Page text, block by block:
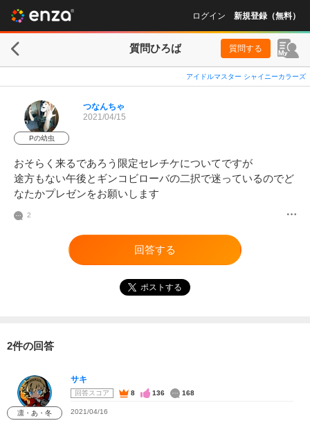
ログイン 新規登録（無料）
質問ひろば 質問する
アイドルマスター シャイニーカラーズ
Pの幼虫
つなんちゃ
2021/04/15
おそらく来るであろう限定セレチケについてですが
途方もない午後とギンコビローバの二択で迷っているのでど
なたかプレゼンをお願いします
2
回答する
ポストする
2件の回答
凛・あ・冬
サキ
回答スコア 8 136 168
2021/04/16